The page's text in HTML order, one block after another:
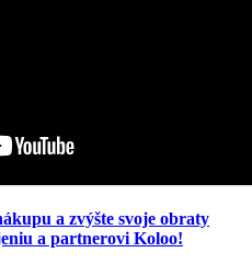
a zvýšte svoje obraty
a partnerovi Koloo!